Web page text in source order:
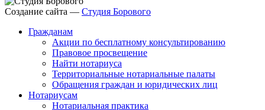
Создание сайта — Студия Борового
Гражданам
Акции по бесплатному консультированию
Правовое просвещение
Найти нотариуса
Территориальные нотариальные палаты
Обращения граждан и юридических лиц
Нотариусам
Нотариальная практика